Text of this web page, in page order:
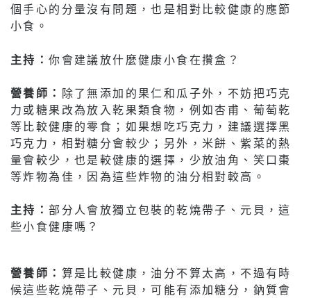
個手心的分量沒有問題，也是相對比較健康的應節
小食。
主持：你會建議放什麼健康小食在攢盒？
營養師： 除了無添加的果仁和瓜子外，不妨把巧克
力或糖果改為放入乾果類食物，例如杏甫、葡萄乾
等比較健康的零食；如果想吃巧克力，建議選擇黑
巧克力，相對糖分會較少；另外，米餅、紫菜的熱
量會較少，也是較健康的選擇，少放油角、笑口棗
等炸物為佳，因為這些炸物的油分相對較高。
主持：部分人會放獨立包裝的乾燒帶子、元貝，這
些小食健康嗎？
營養師： 算是比較健康，油分不算太高，不過有時
候這些乾燒帶子、元貝，可能有添加糖分，鈉質會